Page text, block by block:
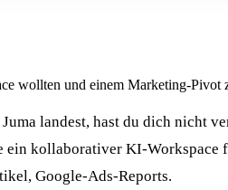
wollten und einem Marketing-Pivot
landest, hast du dich nicht
kollaborativer KI-Workspace
Google-Ads-Reports.